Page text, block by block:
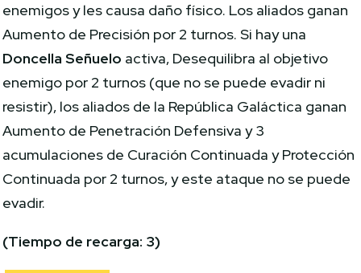
enemigos y les causa daño físico. Los aliados ganan
Aumento de Precisión por 2 turnos. Si hay una
Doncella Señuelo activa, Desequilibra al objetivo
enemigo por 2 turnos (que no se puede evadir ni
resistir), los aliados de la República Galáctica ganan
Aumento de Penetración Defensiva y 3
acumulaciones de Curación Continuada y Protección
Continuada por 2 turnos, y este ataque no se puede
evadir.
(Tiempo de recarga: 3)